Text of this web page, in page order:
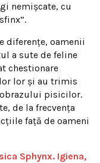
nemișcate, cu
diferențe, oamenii
a sute de feline
chestionare
lor și au trimis
pisicilor.
de la frecvența
față de oameni
Sphynx. Igiena,